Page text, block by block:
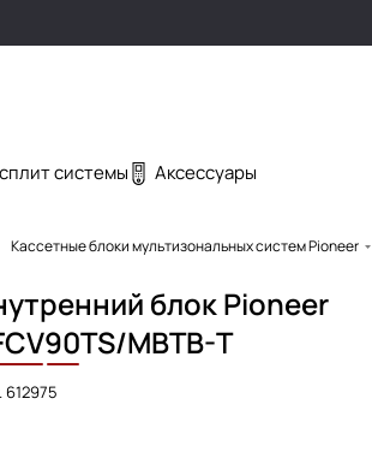
системы Аксессуары
Кассетные блоки мультизональных систем Pioneer
блок Pioneer
90TS/MBTB-T
612975